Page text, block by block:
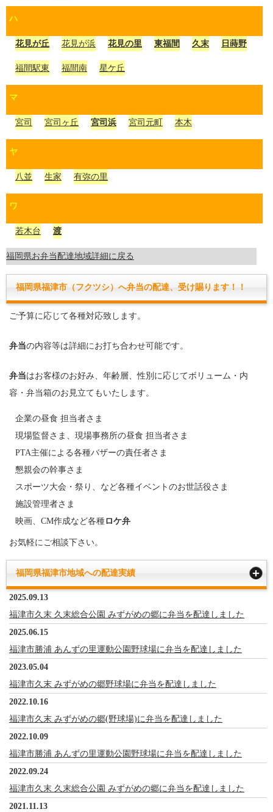
ハ
花見が丘 花見が浜 花見の里 東福間 久末 日蒔野
福間駅東 福間南 星ケ丘
マ
宮司 宮司ヶ丘 宮司浜 宮司元町 本木
ヤ
八並 生家 有弥の里
ワ
若木台 渡
福岡県お弁当配達地域詳細に戻る
福岡県福津市（フクツシ）へ弁当の配達、受け賜ります！！
ご予算に応じて各種対応致します。
弁当の内容等は詳細にお打ち合わせ可能です。
弁当はお客様のお好み、年齢層、性別に応じてボリューム・内
容・弁当箱のお見立てもいたします。
企業の昼食 担当者さま
現場監督さま、現場事務所の昼食 担当者さま
PTA主催による各種バザーの責任者さま
懇親会の幹事さま
スポーツ大会・祭り、など各種イベントのお世話役さま
施設管理者さま
映画、CM作成など各種ロケ弁
お気軽にご相談下さい。
福岡県福津市地域への配達実績
2025.09.13
福津市久末 久末総合公園 みずがめの郷に弁当を配達しました
2025.06.15
福津市勝浦 あんずの里運動公園野球場に弁当を配達しました
2023.05.04
福津市久末 みずがめの郷野球場に弁当を配達しました
2022.10.16
福津市久末 みずがめの郷(野球場)に弁当を配達しました
2022.10.09
福津市勝浦 あんずの里運動公園野球場に弁当を配達しました
2022.09.24
福津市久末 久末総合公園 みずがめの郷に弁当を配達しました
2021.11.13